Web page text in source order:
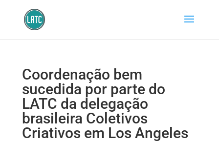
Coordenação bem
sucedida por parte do
LATC da delegação
brasileira Coletivos
Criativos em Los Angeles